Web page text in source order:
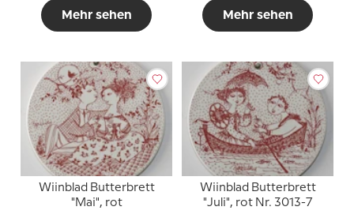
Mehr sehen Mehr sehen
Wiinblad Butterbrett
"Mai", rot
Wiinblad Butterbrett
"Juli", rot Nr. 3013-7